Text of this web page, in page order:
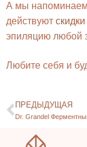
А мы
действуют скидки
эпиляцию любой
Любите себя и
ПРЕДЫДУЩАЯ